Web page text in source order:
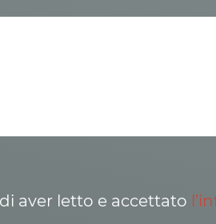
aver letto e accettato